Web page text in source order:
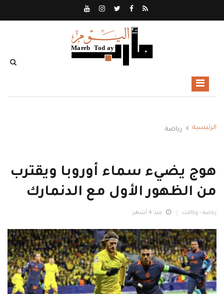
الرئيسية رياضة
هوج يضيء سماء أوروبا ويقترب
من الظهور الأول مع الدنمارك
رياضة - وكالات منذ 4 أشهر